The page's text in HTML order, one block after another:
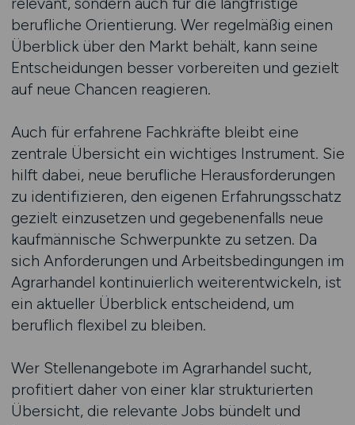
berufliche Orientierung. Wer regelmäßig einen
Überblick über den Markt behält, kann seine
Entscheidungen besser vorbereiten und gezielt
auf neue Chancen reagieren.
Auch für erfahrene Fachkräfte bleibt eine
zentrale Übersicht ein wichtiges Instrument. Sie
hilft dabei, neue berufliche Herausforderungen
zu identifizieren, den eigenen Erfahrungsschatz
gezielt einzusetzen und gegebenenfalls neue
kaufmännische Schwerpunkte zu setzen. Da
sich Anforderungen und Arbeitsbedingungen im
Agrarhandel kontinuierlich weiterentwickeln, ist
ein aktueller Überblick entscheidend, um
beruflich flexibel zu bleiben.
Wer Stellenangebote im Agrarhandel sucht,
profitiert daher von einer klar strukturierten
Übersicht, die relevante Jobs bündelt und